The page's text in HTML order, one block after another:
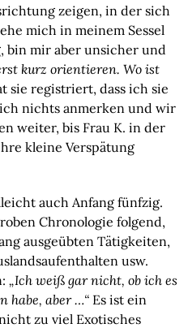
zeigen, in der sich
mich in meinem Sessel
bin mir aber unsicher und
kurz orientieren. Wo ist
sie registriert, dass ich sie
nichts anmerken und wir
weiter, bis Frau K. in der
kleine Verspätung
auch Anfang fünfzig.
Chronologie folgend,
ausgeübten Tätigkeiten,
usw.
„Ich weiß gar nicht, ob ich es
habe, aber …“ Es ist ein
zu viel Exotisches